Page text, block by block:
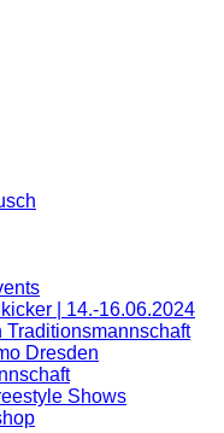
| 14.-16.06.2024
Traditionsmannschaft
Dresden
Shows